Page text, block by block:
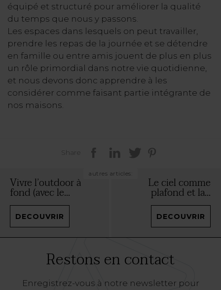
équipé et structuré pour améliorer la qualité
du temps que nous y passons.
Les espaces dans lesquels on peut travailler,
prendre les repas de la journée et se détendre
en famille ou entre amis jouent de plus en plus
un rôle primordial dans notre vie quotidienne,
et nous devons donc apprendre à les
considérer comme faisant partie intégrante de
nos maisons.
Share
autres articles:
Vivre l’outdoor à
fond (avec le...
DECOUVRIR
Le ciel comme
plafond et la...
DECOUVRIR
Restons en contact
Enregistrez-vous à notre newsletter pour